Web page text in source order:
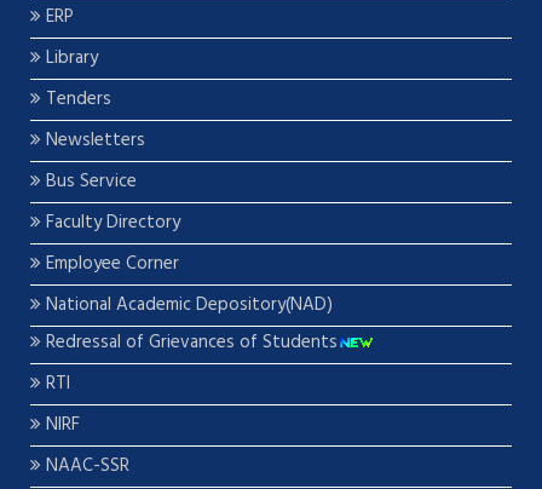
ERP
Library
Tenders
Newsletters
Bus Service
Faculty Directory
Employee Corner
National Academic Depository(NAD)
Redressal of Grievances of Students
RTI
NIRF
NAAC-SSR